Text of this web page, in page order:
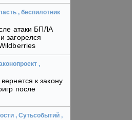
, беспилотник
атаки БПЛА
загорелся
,
к закону
после
, Сутьсобытий ,